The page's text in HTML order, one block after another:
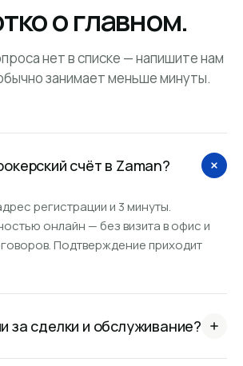
о главном.
нет в списке — напишите нам
занимает меньше минуты.
счёт в Zaman?
регистрации и 3 минуты.
онлайн — без визита в офис и
Подтверждение приходит
за сделки и обслуживание?